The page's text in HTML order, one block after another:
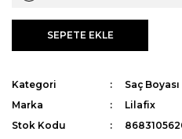
SEPETE EKLE
Kategori
Saç Boyası
Marka
Lilafix
Stok Kodu